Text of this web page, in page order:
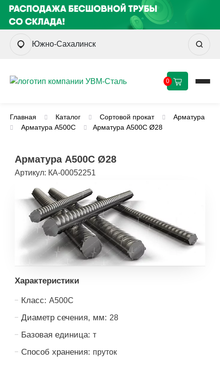
Южно-Сахалинск
0
Главная Каталог Сортовой прокат
Арматура
Арматура А500С
Арматура А500С Ø28
Арматура А500С Ø28
Артикул: КА-00052251
Характеристики
Класс: А500С
Диаметр сечения, мм: 28
Базовая единица: т
Способ хранения: пруток